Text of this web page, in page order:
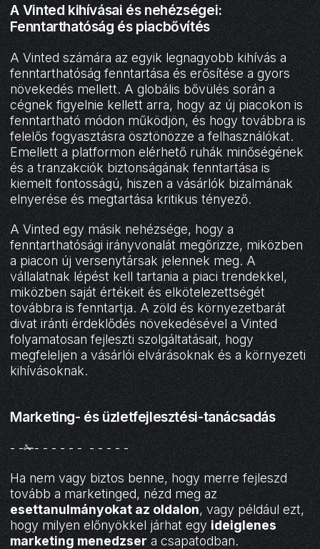
A Vinted kihívásai és nehézségei:
Fenntarthatóság és piacbővítés
A Vinted számára az egyik legnagyobb kihívás a
fenntarthatóság fenntartása és erősítése a gyors
növekedés mellett. A globális bővülés során a
cégnek figyelnie kellett arra, hogy az új piacokon is
fenntartható módon működjön, és hogy továbbra is
felelős fogyasztásra ösztönözze a felhasználókat.
Emellett a platformon elérhető ruhák minőségének
és a tranzakciók biztonságának fenntartása is
kiemelt fontosságú, hiszen a vásárlók bizalmának
elnyerése és megtartása kritikus tényező.
A Vinted egy másik nehézsége, hogy a
fenntarthatósági irányvonalát megőrizze, miközben
a piacon új versenytársak jelennek meg. A
vállalatnak lépést kell tartania a piaci trendekkel,
miközben saját értékeit és elkötelezettségét
továbbra is fenntartja. A zöld és környezetbarát
divat iránti érdeklődés növekedésével a Vinted
folyamatosan fejleszti szolgáltatásait, hogy
megfeleljen a vásárlói elvárásoknak és a környezeti
kihívásoknak.
Marketing- és üzletfejlesztési-tanácsadás
- -✁- - - - - - - - - - -
Ha nem vagy biztos benne, hogy merre fejleszd
tovább a marketinged, nézd meg az
esettanulmányokat az oldalon, vagy például ezt,
hogy milyen előnyökkel járhat egy ideiglenes
marketing menedzser a csapatodban.